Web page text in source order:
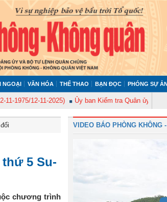
NGOẠI VĂN HÓA THỂ THAO BẠN ĐỌC PHÓNG SỰ
12-11-2025) Ủy ban Kiểm tra Quân ủy Trung
5 Su-
chương trình
VIDEO BÁO PHÒNG KHÔNG